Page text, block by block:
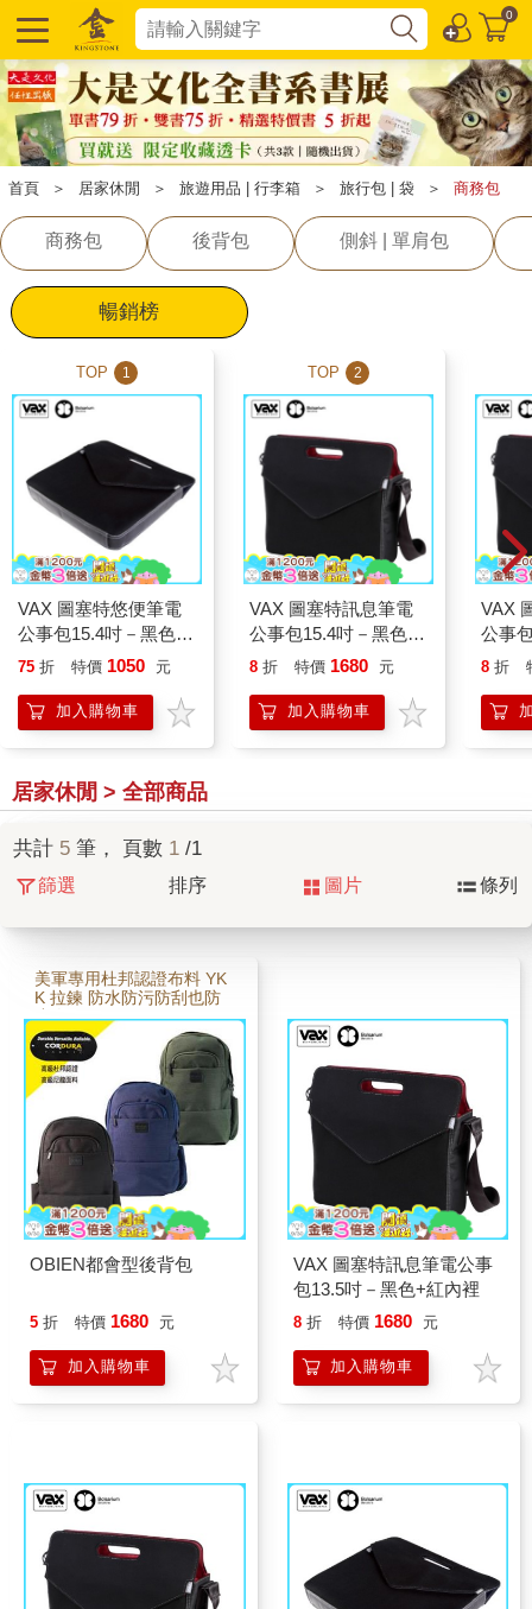
0
首頁 ＞ 居家休閒 ＞ 旅遊用品 | 行李箱 ＞ 旅行包 | 袋 ＞ 商務包
商務包 後背包 側斜 | 單肩包
暢銷榜
TOP 1
VAX 圖塞特悠便筆電
公事包15.4吋－黑色
+灰內裡
75 折 特價 1050 元
加入購物車
TOP 2
VAX 圖塞特訊息筆電
公事包15.4吋－黑色
+紅內裡
8 折 特價 1680 元
加入購物車
VAX
公事
+紅內
8 折
居家休閒 > 全部商品
共計 5 筆， 頁數 1 /1
篩選 排序 圖片 條列
美軍專用杜邦認證布料 YK
K 拉鍊 防水防污防刮也防
小人
OBIEN都會型後背包
5 折 特價 1680 元
加入購物車
VAX 圖塞特訊息筆電公事
包13.5吋－黑色+紅內裡
8 折 特價 1680 元
加入購物車